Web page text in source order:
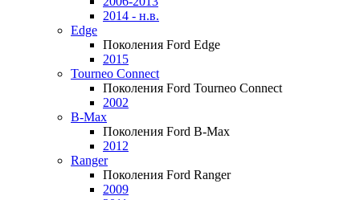
2014 - н.в.
Edge
Поколения Ford Edge
2015
Tourneo Connect
Поколения Ford Tourneo Connect
2002
B-Max
Поколения Ford B-Max
2012
Ranger
Поколения Ford Ranger
2009